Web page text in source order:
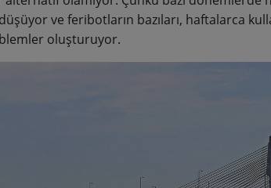
ve feribotların bazıları, haftalarca
oluşturuyor.